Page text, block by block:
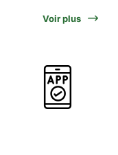
Voir plus